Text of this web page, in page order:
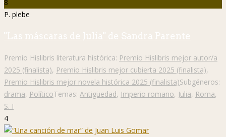
8
P. plebe
"Las máscaras de Julia" de Sandra Parente
Premio Hislibris literatura histórica: Premio Hislibris mejor autor/a
2025 (finalista), Premio Hislibris mejor cubierta 2025 (finalista),
Premio Hislibris mejor novela histórica 2025 (finalista)Subgéneros:
drama, PolíticoTemas: Antigüedad, Imperio romano, Julia, Roma,
S. I
4